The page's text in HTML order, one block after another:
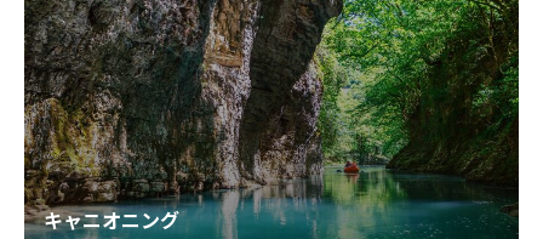
キャニオニング